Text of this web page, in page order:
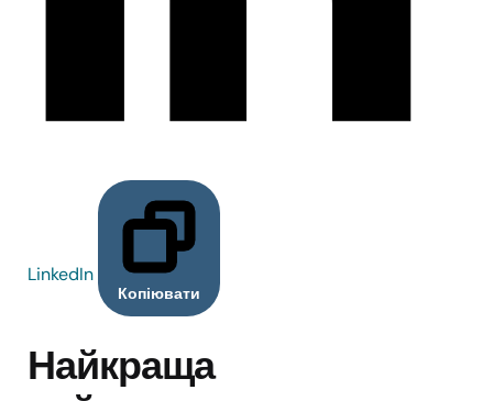
LinkedIn
Копіювати
Найкраща